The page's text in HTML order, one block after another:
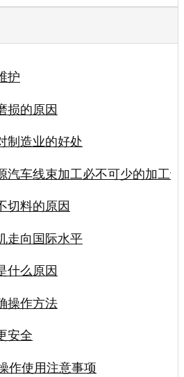
护
损的原因
制造业的好处
汽车线束加工必不可少的加工
切料的原因
走向国际水平
什么原因
操作方法
安全
作使用注意事项